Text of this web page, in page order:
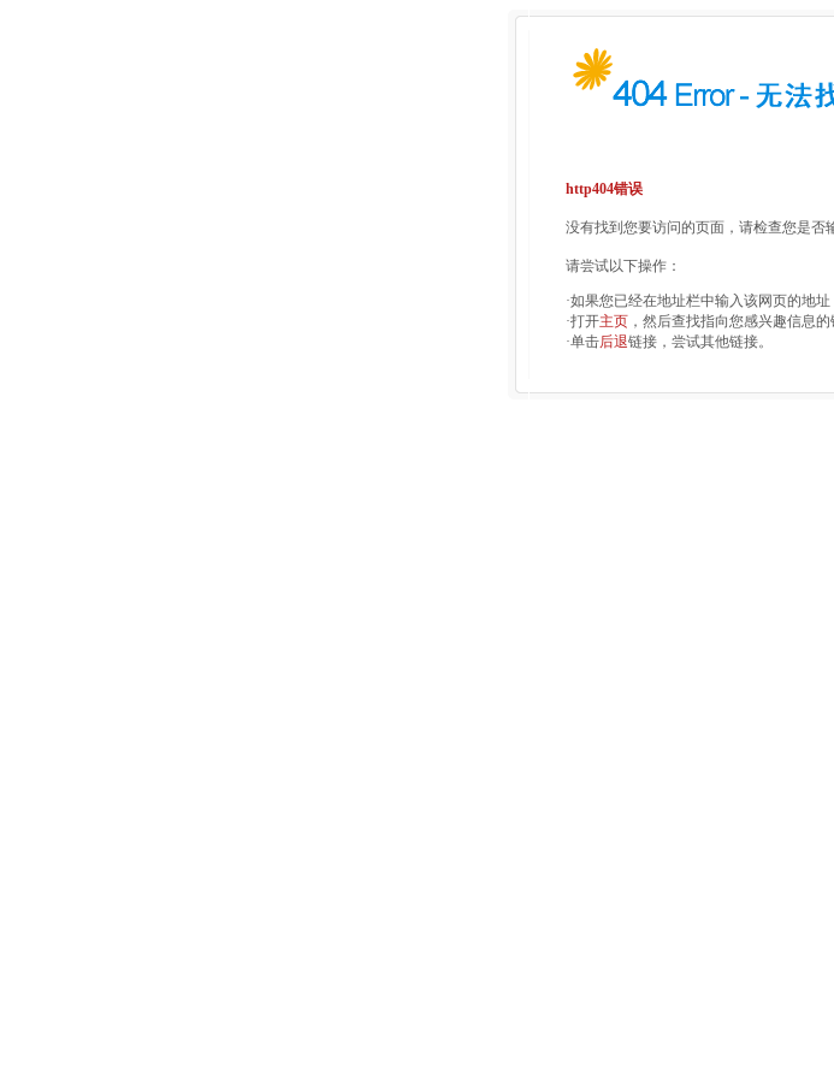
http404错误
没有找到您要访问的页面，请检查您是否
请尝试以下操作：
·如果您已经在地址栏中输入该网页的地址
·打开主页 ，然后查找指向您感兴趣信息的
·单击后退链接，尝试其他链接。